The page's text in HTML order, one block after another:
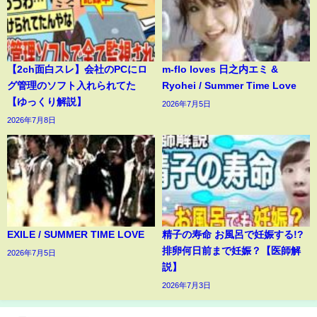
【2ch面白スレ】会社のPCにロ
グ管理のソフト入れられてた
【ゆっくり解説】
2026年7月8日
m-flo loves 日之内エミ &
Ryohei / Summer Time Love
2026年7月5日
EXILE / SUMMER TIME LOVE
2026年7月5日
精子の寿命 お風呂で妊娠する!?
排卵何日前まで妊娠？【医師解
説】
2026年7月3日